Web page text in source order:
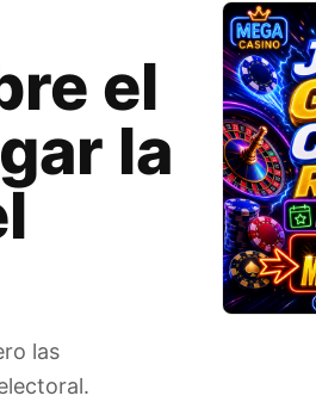
el
la
las